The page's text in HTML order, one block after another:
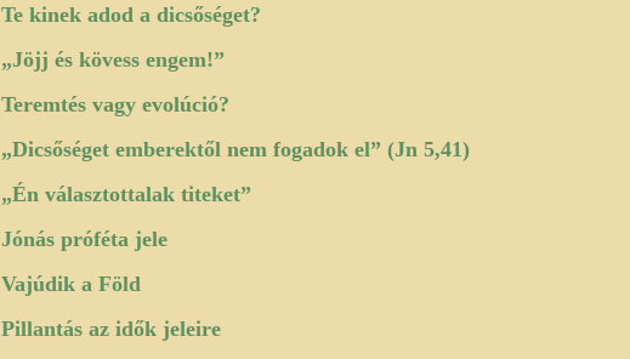
Te kinek adod a dicsőséget?
„Jöjj és kövess engem!”
Teremtés vagy evolúció?
„Dicsőséget emberektől nem fogadok el” (Jn 5,41)
„Én választottalak titeket”
Jónás próféta jele
Vajúdik a Föld
Pillantás az idők jeleire